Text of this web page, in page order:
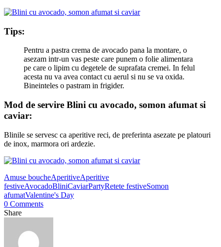
Tips:
Pentru a pastra crema de avocado pana la montare, o
asezam intr-un vas peste care punem o folie alimentara
pe care o lipim cu degetele de suprafata cremei. In felul
acesta nu va avea contact cu aerul si nu se va oxida.
Bineinteles o pastram in frigider.
Mod de servire Blini cu avocado, somon afumat si
caviar:
Blinile se servesc ca aperitive reci, de preferinta asezate pe platouri
de inox, marmora ori ardezie.
Amuse boucheAperitiveAperitive
festiveAvocadoBliniCaviarPartyRetete festiveSomon
afumatValentine's Day
0 Comments
Share